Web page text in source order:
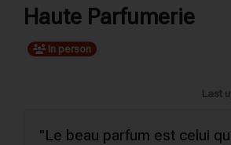
Haute Parfumerie
In person
Last
"Le beau parfum est celui